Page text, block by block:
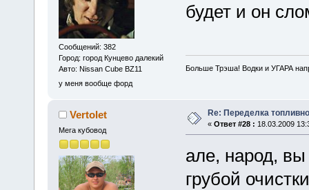
Сообщений: 382
Город: город Кунцево далекий
Авто: Nissan Cube BZ11
у меня вообще форд
будет и он
Больше Трэша! Водки и УГАРА
Vertolet
Мега кубовод
Re: Переделка
« Ответ #28 : 18.03.2009
але, народ, вы
грубой